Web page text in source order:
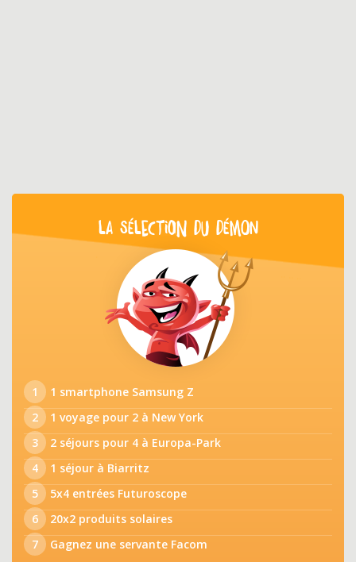
LA SÉLECTION DU DÉMON
1
1 smartphone Samsung Z
2
1 voyage pour 2 à New York
3
2 séjours pour 4 à Europa-Park
4
1 séjour à Biarritz
5
5x4 entrées Futuroscope
6
20x2 produits solaires
7
Gagnez une servante Facom